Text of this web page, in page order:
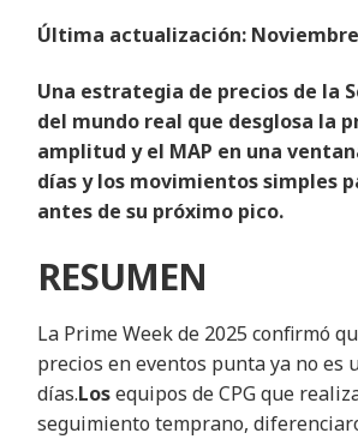
Última actualización: Noviembre
Una estrategia de precios de la
del mundo real que desglosa la
amplitud y el MAP en una
días y los movimientos simples
antes de su próximo pico.
RESUMEN
La Prime Week de 2025 confirmó
precios en eventos punta ya no es
días.Losequipos de CPGque
seguimiento temprano,